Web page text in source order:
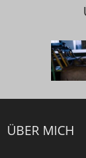
ÜBER MICH